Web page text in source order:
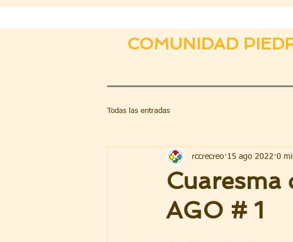
COMUNIDAD
Todas las entradas
Cuaresma
AGO # 1
rccrecreo 15 ago 2022 0